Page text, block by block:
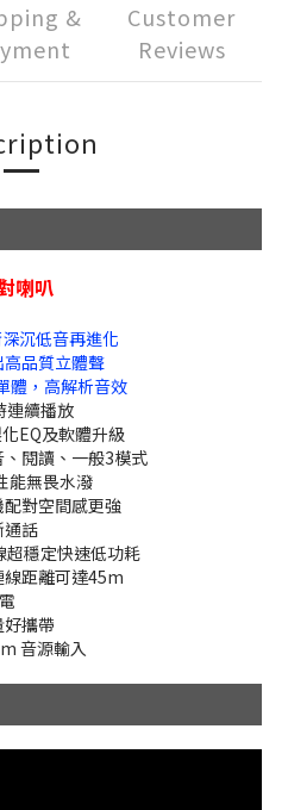
&
Customer
Reviews
喇叭
沉低音再進化
品質立體聲
體，高解析音效
連續播放
EQ及軟體升級
閱讀、一般3模式
能無畏水潑
對空間感更強
通話
超穩定快速低功耗
距離可達45m
攜帶
音源輸入